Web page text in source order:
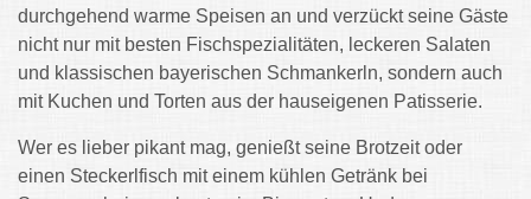
durchgehend warme Speisen an und verzückt seine Gäste
nicht nur mit besten Fischspezialitäten, leckeren Salaten
und klassischen bayerischen Schmankerln, sondern auch
mit Kuchen und Torten aus der hauseigenen Patisserie.
Wer es lieber pikant mag, genießt seine Brotzeit oder
einen Steckerlfisch mit einem kühlen Getränk bei